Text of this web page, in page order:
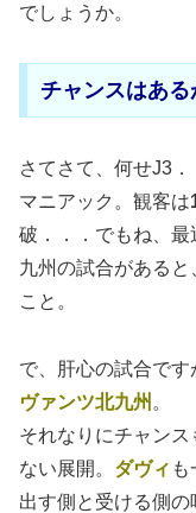
でしょうか。
チャンスはある
さてさて、何せJ3
マニアック。観客は
破．．．でもね、
九州の試合がある
こと。
で、肝心の試合で
ヴァンツ北九州 。
それなりにチャン
ない展開。 ダヴィ
出す側と受ける側の